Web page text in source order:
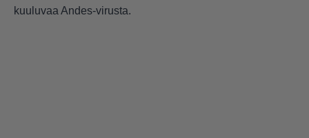
kuuluvaa Andes-virusta.